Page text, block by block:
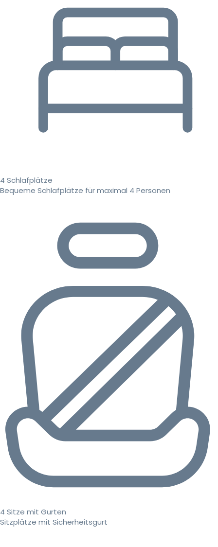
4 Schlafplätze
Bequeme Schlafplätze für maximal 4 Personen
4 Sitze mit Gurten
Sitzplätze mit Sicherheitsgurt